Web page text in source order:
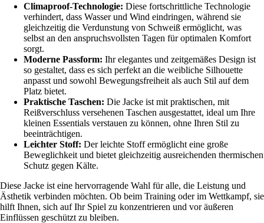
Climaproof-Technologie: Diese fortschrittliche Technologie
verhindert, dass Wasser und Wind eindringen, während sie
gleichzeitig die Verdunstung von Schweiß ermöglicht, was
selbst an den anspruchsvollsten Tagen für optimalen Komfort
sorgt.
Moderne Passform: Ihr elegantes und zeitgemäßes Design ist
so gestaltet, dass es sich perfekt an die weibliche Silhouette
anpasst und sowohl Bewegungsfreiheit als auch Stil auf dem
Platz bietet.
Praktische Taschen: Die Jacke ist mit praktischen, mit
Reißverschluss versehenen Taschen ausgestattet, ideal um Ihre
kleinen Essentials verstauen zu können, ohne Ihren Stil zu
beeinträchtigen.
Leichter Stoff: Der leichte Stoff ermöglicht eine große
Beweglichkeit und bietet gleichzeitig ausreichenden thermischen
Schutz gegen Kälte.
Diese Jacke ist eine hervorragende Wahl für alle, die Leistung und
Ästhetik verbinden möchten. Ob beim Training oder im Wettkampf, sie
hilft Ihnen, sich auf Ihr Spiel zu konzentrieren und vor äußeren
Einflüssen geschützt zu bleiben.